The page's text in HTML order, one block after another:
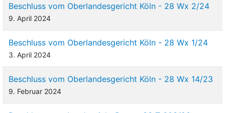
Beschluss vom Oberlandesgericht Köln - 28 Wx 2/24
9. April 2024
Beschluss vom Oberlandesgericht Köln - 28 Wx 1/24
3. April 2024
Beschluss vom Oberlandesgericht Köln - 28 Wx 14/23
9. Februar 2024